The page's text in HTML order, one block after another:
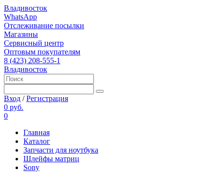
Владивосток
WhatsApp
Отслеживание посылки
Магазины
Сервисный центр
Оптовым покупателям
8 (423) 208-555-1
Владивосток
Вход /Регистрация
0 руб.
0
Главная
Каталог
Запчасти для ноутбука
Шлейфы матриц
Sony